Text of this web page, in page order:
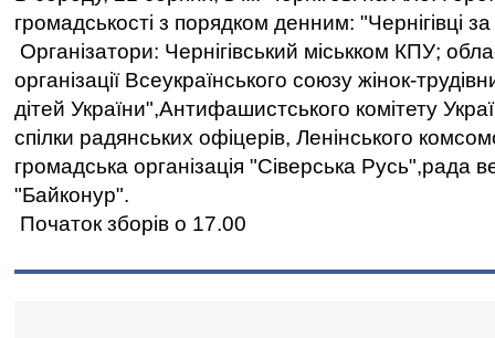
громадськості з порядком денним: "Чернігівці
Організатори: Чернігівський міськком КПУ;
організації Всеукраїнського союзу жінок-
дітей України",Антифашистського комітету
спілки радянських офіцерів, Ленінського
громадська організація "Сіверська Русь",рада
"Байконур".
Початок зборів о 17.00